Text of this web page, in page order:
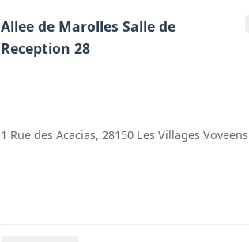
Allee de Marolles Salle de
Reception 28
1 Rue des Acacias, 28150 Les Villages Voveens